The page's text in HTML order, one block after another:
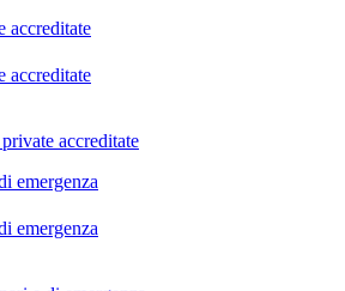
accreditate
accreditate
accreditate
emergenza
emergenza